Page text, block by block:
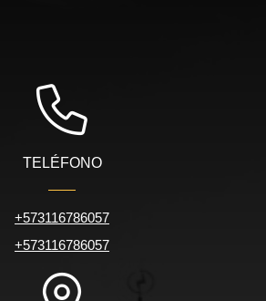
TELÉFONO
+573116786057
+573116786057